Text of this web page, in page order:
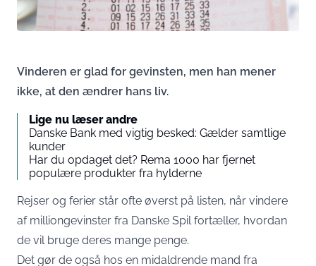
Vinderen er glad for gevinsten, men han mener
ikke, at den ændrer hans liv.
Lige nu læser andre
Danske Bank med vigtig besked: Gælder samtlige
kunder
Har du opdaget det? Rema 1000 har fjernet
populære produkter fra hylderne
Rejser og ferier står ofte øverst på listen, når vindere
af milliongevinster fra Danske Spil fortæller, hvordan
de vil bruge deres mange penge.
Det gør de også hos en midaldrende mand fra